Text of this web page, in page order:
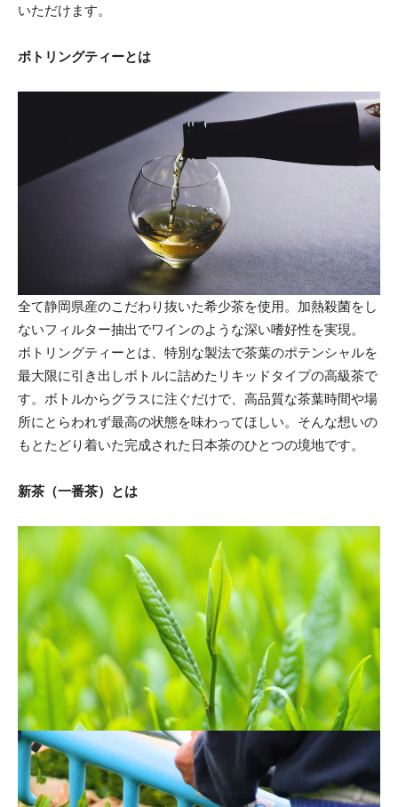
いただけます。
ボトリングティーとは
全て静岡県産のこだわり抜いた希少茶を使用。加熱殺菌をし
ないフィルター抽出でワインのような深い嗜好性を実現。
ボトリングティーとは、特別な製法で茶葉のポテンシャルを
最大限に引き出しボトルに詰めたリキッドタイプの高級茶で
す。ボトルからグラスに注ぐだけで、高品質な茶葉時間や場
所にとらわれず最高の状態を味わってほしい。そんな想いの
もとたどり着いた完成された日本茶のひとつの境地です。
新茶（一番茶）とは